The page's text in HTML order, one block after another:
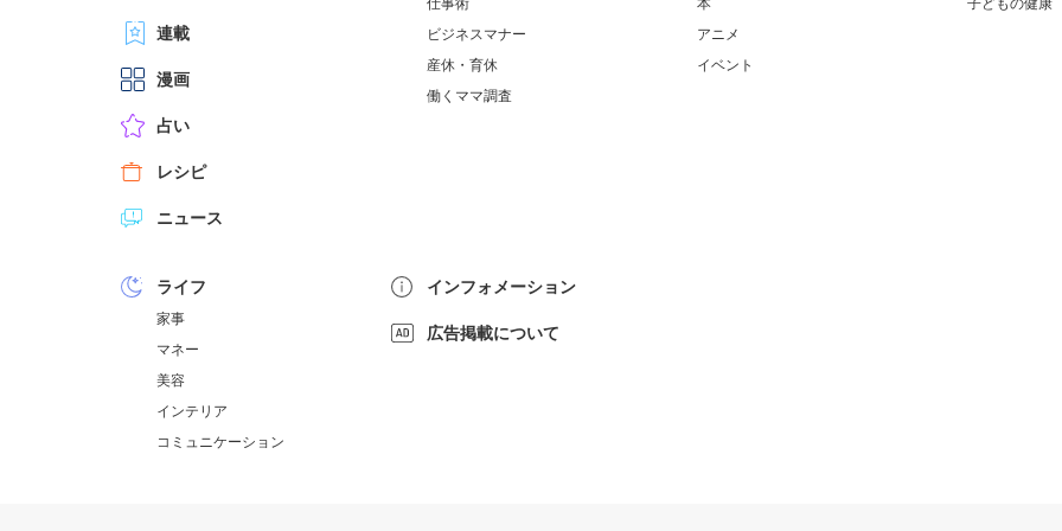
連載
漫画
占い
レシピ
ニュース
仕事術
ビジネスマナー
産休・育休
働くママ調査
本
アニメ
イベント
子どもの健康
ライフ
家事
マネー
美容
インテリア
コミュニケーション
インフォメーション
広告掲載について